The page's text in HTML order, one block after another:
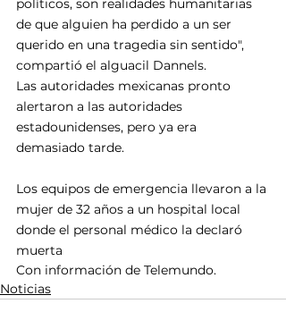
políticos, son realidades humanitarias
de que alguien ha perdido a un ser
querido en una tragedia sin sentido",
compartió el alguacil Dannels.
Las autoridades mexicanas pronto
alertaron a las autoridades
estadounidenses, pero ya era
demasiado tarde.
Los equipos de emergencia llevaron a la
mujer de 32 años a un hospital local
donde el personal médico la declaró
muerta
Con información de Telemundo.
Noticias